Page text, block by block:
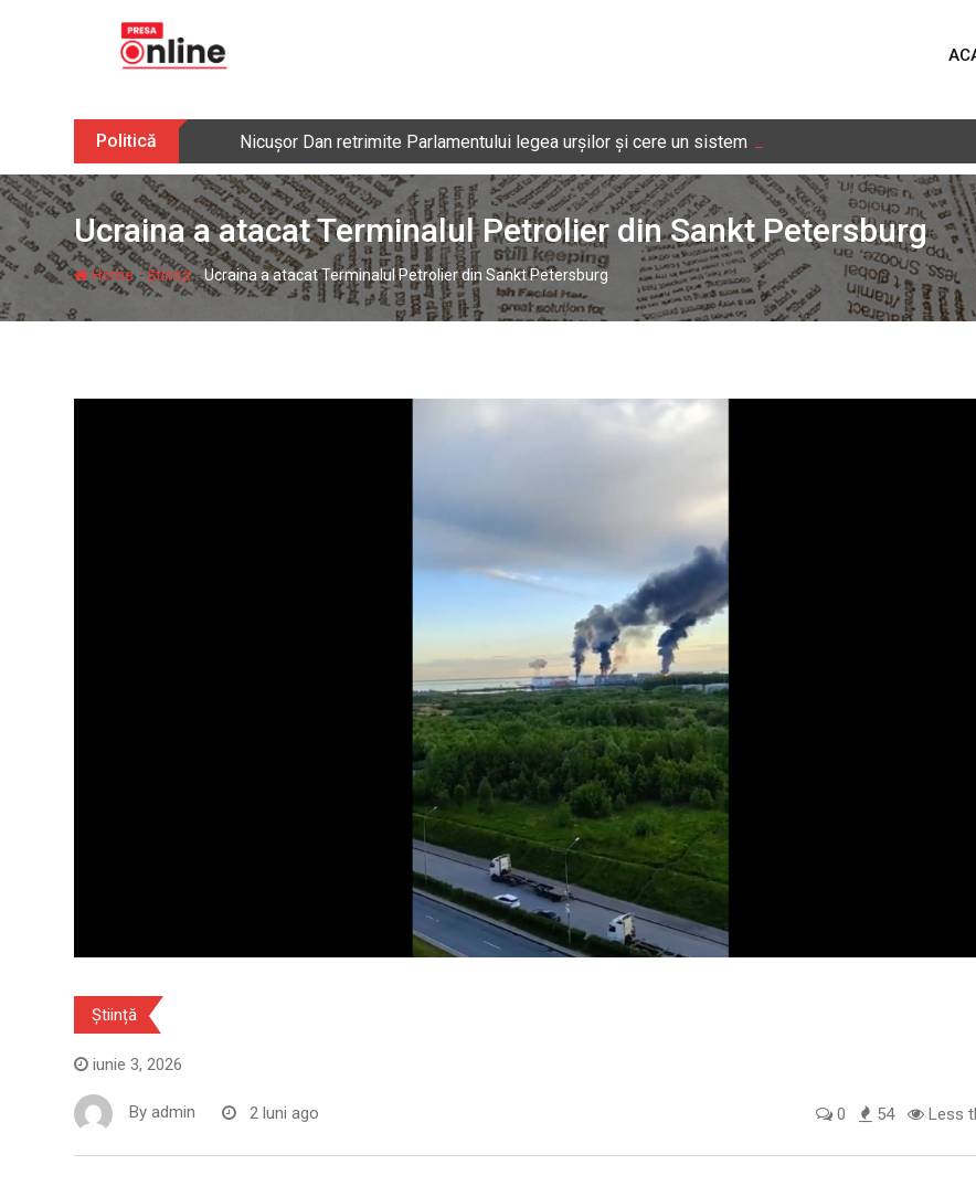
Politică Nicușor Dan retrimite Parlamentului legea urșilor și cere un sistem național de monitorizare în
Ucraina a atacat Terminalul Petrolier din Sankt Petersburg
Home-Știință-Ucraina a atacat Terminalul Petrolier din Sankt Petersburg
Știință
iunie 3, 2026
By admin 2 luni ago 0 54 Less